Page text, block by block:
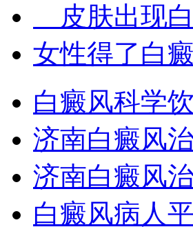
皮肤出现
女性得了白
白癜风科学
济南白癜风
济南白癜风
白癜风病人